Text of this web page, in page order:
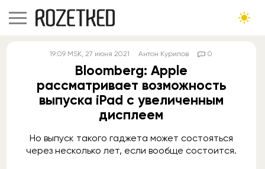
19:09 MSK, 27 июня 2021 Антон Курилов 0
Bloomberg: Apple
рассматривает возможность
выпуска iPad с увеличенным
дисплеем
Но выпуск такого гаджета может состояться
через несколько лет, если вообще состоится.